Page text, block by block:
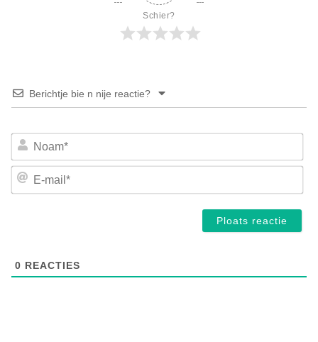
Schier?
Berichtje bie n nije reactie?
E-
0 REACTIES